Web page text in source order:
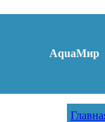
AquaМир